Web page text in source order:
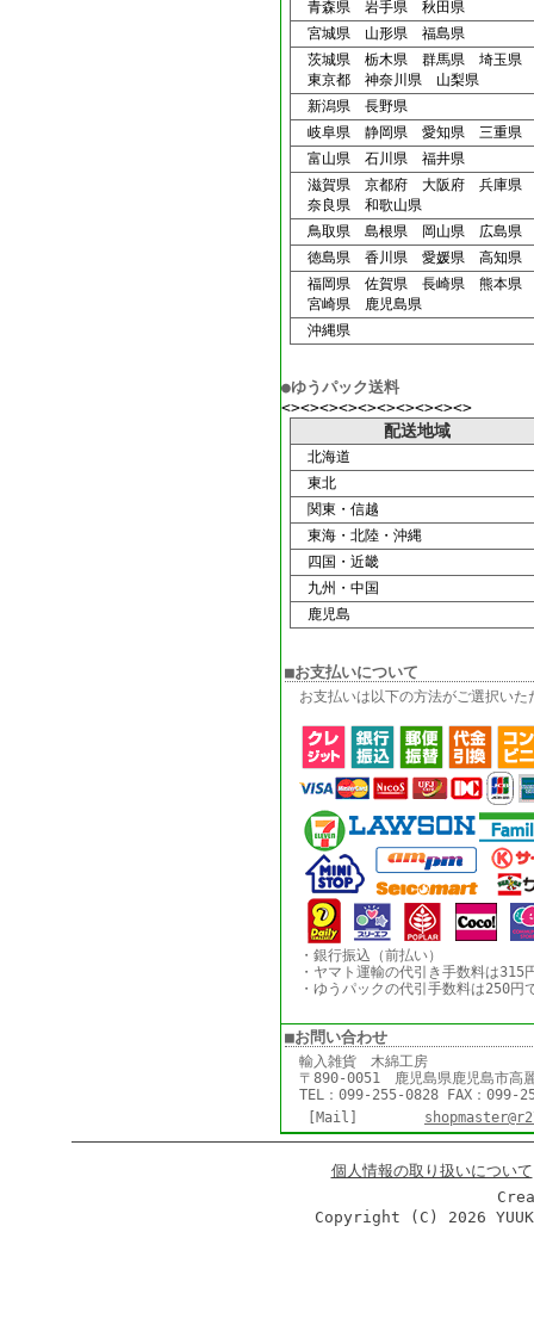
青森県 岩手県 秋田県
宮城県 山形県 福島県
茨城県 栃木県 群馬県 埼玉県
東京都 神奈川県 山梨県
新潟県 長野県
岐阜県 静岡県 愛知県 三重県
富山県 石川県 福井県
滋賀県 京都府 大阪府 兵庫県
奈良県 和歌山県
鳥取県 島根県 岡山県 広島県
徳島県 香川県 愛媛県 高知県
福岡県 佐賀県 長崎県 熊本県
宮崎県 鹿児島県
沖縄県
●ゆうパック送料
<><><><><><><><><><>
配送地域
北海道
東北
関東・信越
東海・北陸・沖縄
四国・近畿
九州・中国
鹿児島
■お支払いについて
お支払いは以下の方法がご選択いた
・銀行振込（前払い）
・ヤマト運輸の代引き手数料は315
・ゆうパックの代引手数料は250円
■お問い合わせ
輸入雑貨 木綿工房
〒890-0051 鹿児島県鹿児島市高
TEL：099-255-0828 FAX：099-
[Mail]
個人情報の取り扱いについて
Copyright (C) 2026